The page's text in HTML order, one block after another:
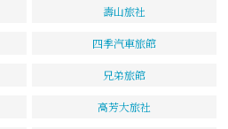
壽山旅社
四季汽車旅館
兄弟旅館
高芳大旅社